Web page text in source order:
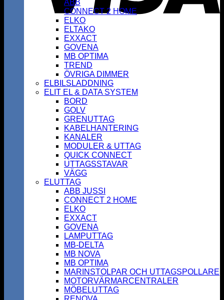
ABB
CONNECT 2 HOME
ELKO
ELTAKO
EXXACT
GOVENA
MB OPTIMA
TREND
ÖVRIGA DIMMER
ELBILSLADDNING
ELIT EL & DATA SYSTEM
BORD
GOLV
GRENUTTAG
KABELHANTERING
KANALER
MODULER & UTTAG
QUICK CONNECT
UTTAGSSTAVAR
VÄGG
ELUTTAG
ABB JUSSI
CONNECT 2 HOME
ELKO
EXXACT
GOVENA
LAMPUTTAG
MB-DELTA
MB NOVA
MB OPTIMA
MARINSTOLPAR OCH UTTAGSPOLLARE
MOTORVÄRMARCENTRALER
MÖBELUTTAG